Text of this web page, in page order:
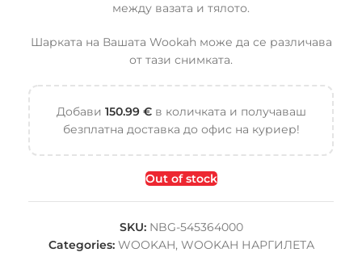
между вазата и тялото.
Шарката на Вашата Wookah може да се различава
от тази снимката.
Добави 150.99 €в количката и получаваш
безплатна доставка до офис на куриер!
Out of stock
SKU: NBG-545364000
Categories: WOOKAH, WOOKAH НАРГИЛЕТА